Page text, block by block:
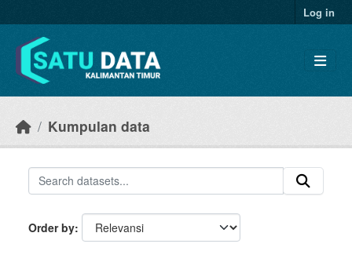
Log in
Kumpulan data
Order by